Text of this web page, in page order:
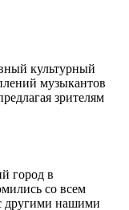
культурный
музыкантов
зрителям
город в
со всем
другими нашими